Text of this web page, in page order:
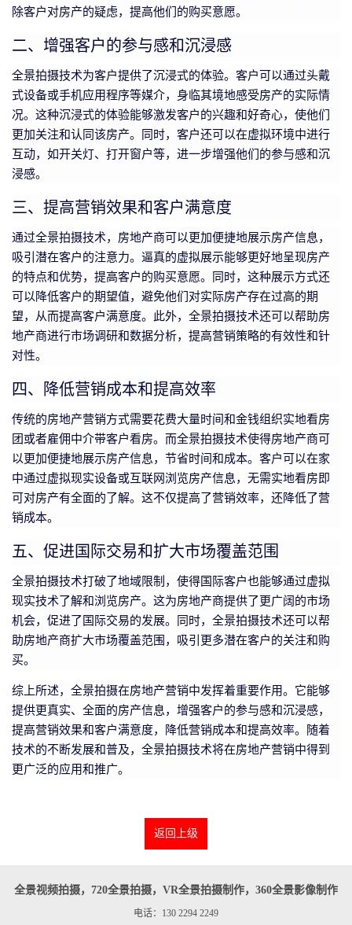
除客户对房产的疑虑，提高他们的购买意愿。
二、增强客户的参与感和沉浸感
全景拍摄技术为客户提供了沉浸式的体验。客户可以通过头戴
式设备或手机应用程序等媒介，身临其境地感受房产的实际情
况。这种沉浸式的体验能够激发客户的兴趣和好奇心，使他们
更加关注和认同该房产。同时，客户还可以在虚拟环境中进行
互动，如开关灯、打开窗户等，进一步增强他们的参与感和沉
浸感。
三、提高营销效果和客户满意度
通过全景拍摄技术，房地产商可以更加便捷地展示房产信息，
吸引潜在客户的注意力。逼真的虚拟展示能够更好地呈现房产
的特点和优势，提高客户的购买意愿。同时，这种展示方式还
可以降低客户的期望值，避免他们对实际房产存在过高的期
望，从而提高客户满意度。此外，全景拍摄技术还可以帮助房
地产商进行市场调研和数据分析，提高营销策略的有效性和针
对性。
四、降低营销成本和提高效率
传统的房地产营销方式需要花费大量时间和金钱组织实地看房
团或者雇佣中介带客户看房。而全景拍摄技术使得房地产商可
以更加便捷地展示房产信息，节省时间和成本。客户可以在家
中通过虚拟现实设备或互联网浏览房产信息，无需实地看房即
可对房产有全面的了解。这不仅提高了营销效率，还降低了营
销成本。
五、促进国际交易和扩大市场覆盖范围
全景拍摄技术打破了地域限制，使得国际客户也能够通过虚拟
现实技术了解和浏览房产。这为房地产商提供了更广阔的市场
机会，促进了国际交易的发展。同时，全景拍摄技术还可以帮
助房地产商扩大市场覆盖范围，吸引更多潜在客户的关注和购
买。
综上所述，全景拍摄在房地产营销中发挥着重要作用。它能够
提供更真实、全面的房产信息，增强客户的参与感和沉浸感，
提高营销效果和客户满意度，降低营销成本和提高效率。随着
技术的不断发展和普及，全景拍摄技术将在房地产营销中得到
更广泛的应用和推广。
返回上级
全景视频拍摄，720全景拍摄，VR全景拍摄制作，360全景影像制作
电话：130 2294 2249